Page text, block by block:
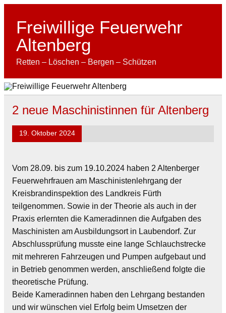
Skip
contentFreiwillige Feuerwehr
Altenberg
Retten – Löschen – Bergen – Schützen
2 neue Maschinistinnen für Altenberg
19. Oktober 2024
Vom 28.09. bis zum 19.10.2024 haben 2 Altenberger
Feuerwehrfrauen am Maschinistenlehrgang der
Kreisbrandinspektion des Landkreis Fürth
teilgenommen. Sowie in der Theorie als auch in der
Praxis erlernten die Kameradinnen die Aufgaben des
Maschinisten am Ausbildungsort in Laubendorf. Zur
Abschlussprüfung musste eine lange Schlauchstrecke
mit mehreren Fahrzeugen und Pumpen aufgebaut und
in Betrieb genommen werden, anschließend folgte die
theoretische Prüfung.
Beide Kameradinnen haben den Lehrgang bestanden
und wir wünschen viel Erfolg beim Umsetzen der